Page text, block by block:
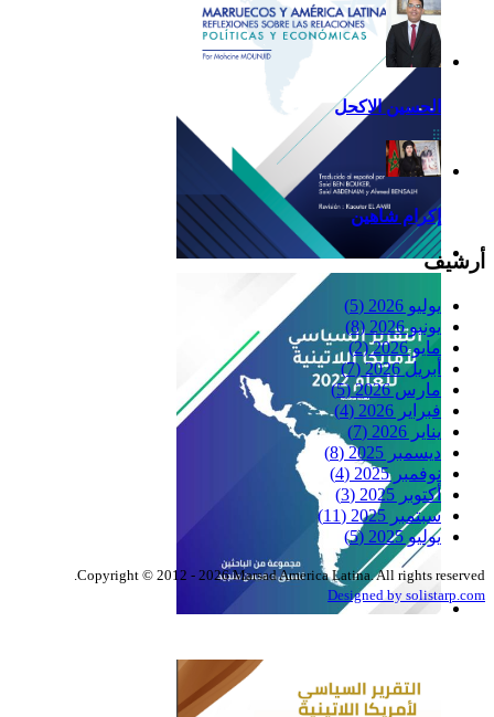
Reflexiones
الحسين الاكحل
إكرام شاهين
أرشيف
يوليو 2026
(5)
يونيو 2026
(8)
مايو 2026
(2)
أبريل 2026
(7)
مارس 2026
(5)
فبراير 2026
(4)
يناير 2026
(7)
ديسمبر 2025
(8)
نوفمبر 2025
(4)
أكتوبر 2025
(3)
سبتمبر 2025
(11)
يوليو 2025
(5)
Copyright © 2012 - 2026 Marsad America Latina. All rights reserved.
Designed by solistarp.com